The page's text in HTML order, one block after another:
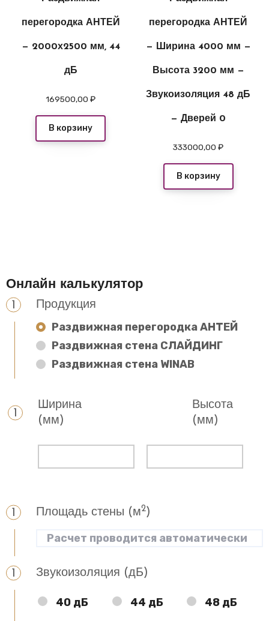
перегородка АНТЕЙ
— 2000х2500 мм, 44
дБ
169500,00₽
В корзину
перегородка АНТЕЙ
— Ширина 4000 мм —
Высота 3200 мм —
Звукоизоляция 48 дБ
— Дверей 0
333000,00₽
В корзину
Онлайн калькулятор
Продукция
Раздвижная перегородка АНТЕЙ
Раздвижная стена СЛАЙДИНГ
Раздвижная стена WINAB
Ширина
(мм)
Высота
(мм)
Площадь стены (м2)
Звукоизоляция (дБ)
40 дБ 44 дБ 48 дБ